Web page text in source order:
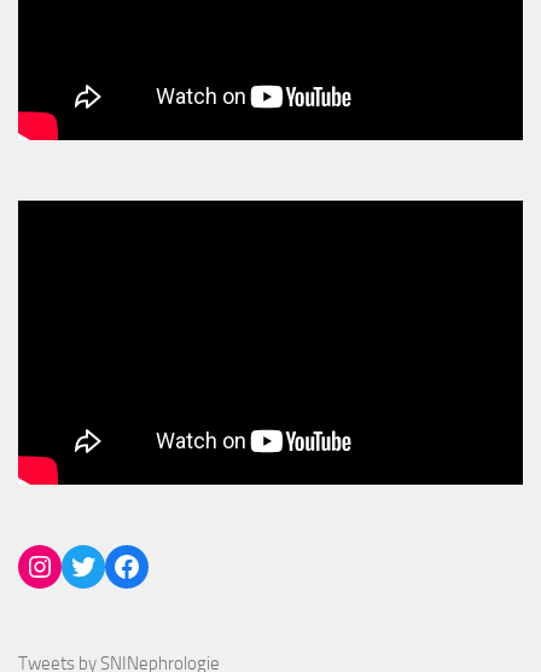
Instagram
TwitterFacebook
Tweets by SNINephrologie